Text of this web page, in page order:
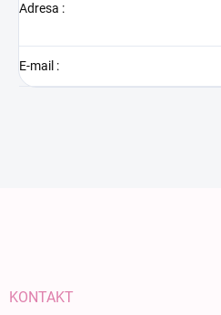
Adresa :
E-mail :
KONTAKT